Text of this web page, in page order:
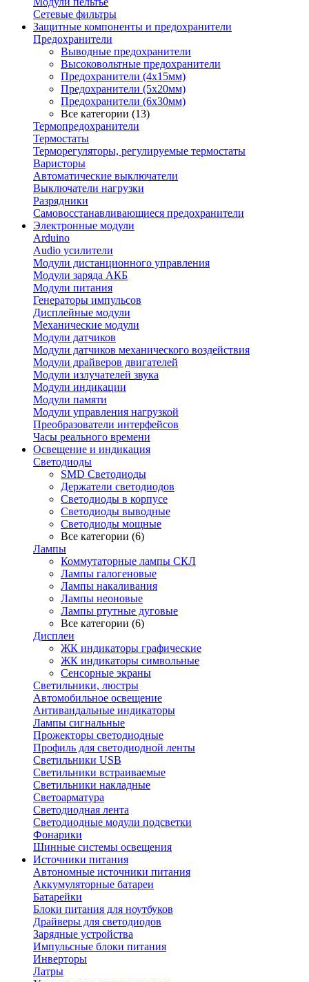
Сетевые фильтры
Защитные компоненты и предохранители
Предохранители
Выводные предохранители
Высоковольтные предохранители
Предохранители (4х15мм)
Предохранители (5х20мм)
Предохранители (6х30мм)
Все категории (13)
Термопредохранители
Термостаты
Терморегуляторы, регулируемые термостаты
Варисторы
Автоматические выключатели
Выключатели нагрузки
Разрядники
Самовосстанавливающиеся предохранители
Электронные модули
Arduino
Audio усилители
Модули дистанционного управления
Модули заряда АКБ
Модули питания
Генераторы импульсов
Дисплейные модули
Механические модули
Модули датчиков
Модули датчиков механического воздействия
Модули драйверов двигателей
Модули излучателей звука
Модули индикации
Модули памяти
Модули управления нагрузкой
Преобразователи интерфейсов
Часы реального времени
Освещение и индикация
Светодиоды
SMD Светодиоды
Держатели светодиодов
Светодиоды в корпусе
Светодиоды выводные
Светодиоды мощные
Все категории (6)
Лампы
Коммутаторные лампы СКЛ
Лампы галогеновые
Лампы накаливания
Лампы неоновые
Лампы ртутные дуговые
Все категории (6)
Дисплеи
ЖК индикаторы графические
ЖК индикаторы символьные
Сенсорные экраны
Cветильники, люстры
Автомобильное освещение
Антивандальные индикаторы
Лампы сигнальные
Прожекторы светодиодные
Профиль для светодиодной ленты
Светильники USB
Светильники встраиваемые
Светильники накладные
Светоарматура
Светодиодная лента
Светодиодные модули подсветки
Фонарики
Шинные системы освещения
Источники питания
Автономные источники питания
Аккумуляторные батареи
Батарейки
Блоки питания для ноутбуков
Драйверы для светодиодов
Зарядные устройства
Импульсные блоки питания
Инверторы
Латры